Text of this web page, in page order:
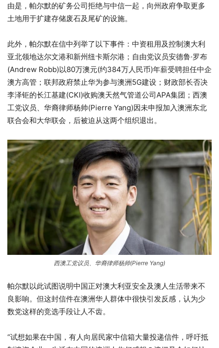
由是，帕尔默的矿务公司拒绝与中信一起，向州政府争取更多
土地用于扩建存储废石及尾矿的设施。
此外，帕尔默在信中列举了以下事件：中资租用及控制澳大利
亚北领地达尔文港和新州纽卡斯尔港；自由党议员安德鲁·罗布
(Andrew Robb)以80万澳元(约384万人民币)年薪受聘担任中企
澳方高管；联邦政府禁止华为参与澳洲5G建设；财政部长否决
李泽钜的长江基建(CKI)收购澳天然气管道公司APA集团；西澳
工党议员、华裔律师杨帅(Pierre Yang)因未申报加入澳洲东北
联合会和大华联会，后被迫从这两个组织退出。
西澳工党议员、华裔律师杨帅(Pierre Yang)
帕尔默以此试图说明中国正对澳大利亚安全及澳人生活带来不
良影响。但这封信件在澳洲华人群体中很快引发反感，认为少
数党这样的竞选手段让人不齿。
“试想如果在中国，有人向居民家中信箱大量投递信件，呼吁抵